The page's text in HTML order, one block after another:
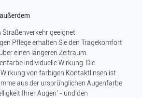
Straßenverkehr geeignet.
Pflege erhalten Sie den Tragekomfort
einen längeren Zeitraum.
individuelle Wirkung: Die
von farbigen Kontaktlinsen ist
aus der ursprünglichen Augenfarbe
Ihrer Augen' - und den